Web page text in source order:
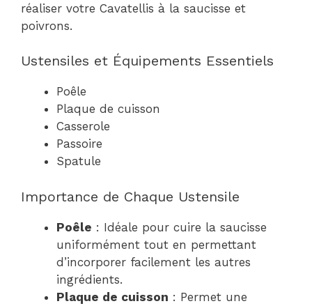
réaliser votre Cavatellis à la saucisse et
poivrons.
Ustensiles et Équipements Essentiels
Poêle
Plaque de cuisson
Casserole
Passoire
Spatule
Importance de Chaque Ustensile
Poêle : Idéale pour cuire la saucisse
uniformément tout en permettant
d’incorporer facilement les autres
ingrédients.
Plaque de cuisson : Permet une